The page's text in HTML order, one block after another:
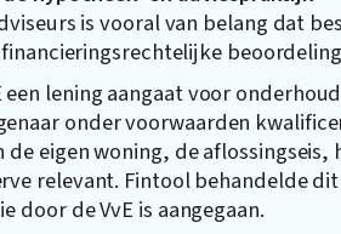
is vooral van belang dat
een lening aangaat voor
onder voorwaarden
de eigen woning, de
relevant. Fintool behandelde
door de VvE is aangegaan.